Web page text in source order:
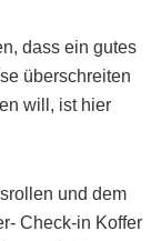
dass ein gutes
überschreiten
will, ist hier
und dem
Check-in Koffer